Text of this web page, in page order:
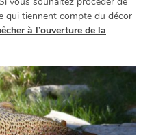
qui tiennent compte du décor
à l’ouverture de la